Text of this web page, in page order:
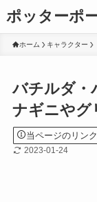
ポッターポ
ホーム キャラクター
バチルダ・
ナギニやグ
当ページのリン
2023-01-24